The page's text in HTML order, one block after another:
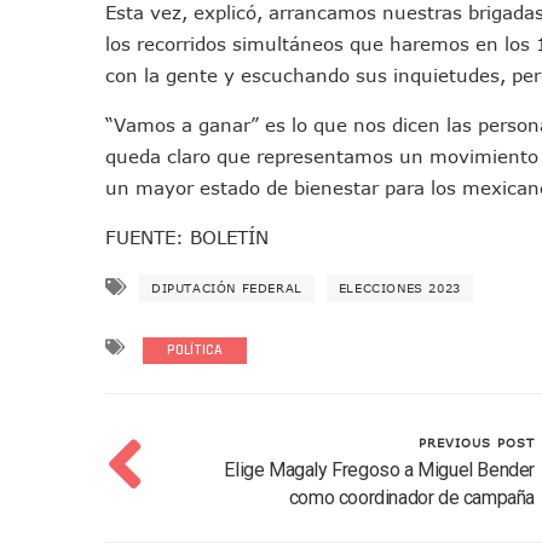
IMSS Invierte 12.6 MDP
En Abril 2027 Terminarán
Accidente En Un RZR,
Este Viernes, Lemus
Nidos De Lluvia Busca
Regresa A Puerto Vallarta
México Necesitaba 600 Mil
Poderoso Terremoto
Munguía Es El Sexto Mejor
Esta vez, explicó, arrancamos nuestras
los recorridos simultáneos que haremos en
con la gente y escuchando sus inquietudes,
“Vamos a ganar” es lo que nos dicen las
queda claro que representamos un
un mayor estado de bienestar para los
FUENTE: BOLETÍN
DIPUTACIÓN FEDERAL ELECCIONES 2023
POLÍTICA
PREVIOUS POST
Elige Magaly Fregoso a Miguel Bender
como coordinador de campaña